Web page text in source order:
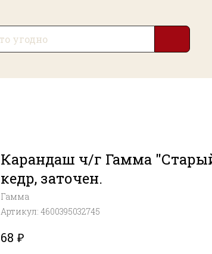
Карандаш ч/г Гамма
кедр, заточен.
Гамма
Артикул: 4600395032745
68 ₽